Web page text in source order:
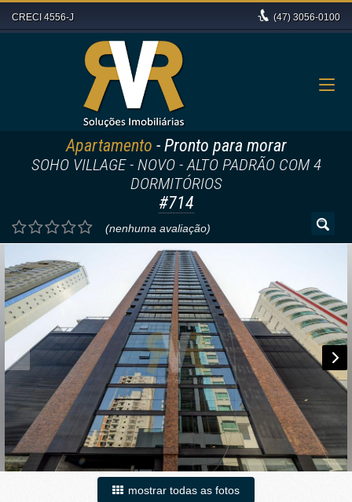
CRECI 4556-J (47) 3056-0100
Apartamento - Pronto para morar
SOHO VILLAGE - NOVO - ALTO PADRÃO COM 4
DORMITÓRIOS
#714
(nenhuma avaliação)
mostrar todas as fotos